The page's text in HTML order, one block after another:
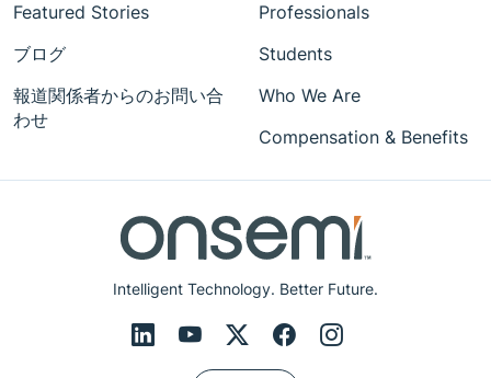
Intelligent Technology. Better Future.
Featured Stories
ブログ
報道関係者からのお問い合
わせ
Professionals
Students
Who We Are
Compensation & Benefits